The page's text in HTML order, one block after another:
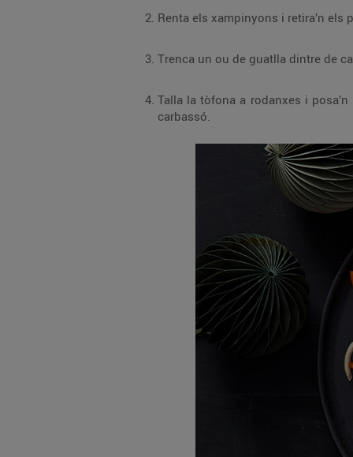
Talla la tòfona a rodanxes i posa’n una a cada niu. Pica el cibulet i distribueix-lo per
carbassó.